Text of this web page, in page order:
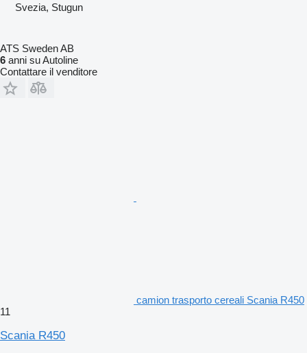
Svezia, Stugun
ATS Sweden AB
6 anni su Autoline
Contattare il venditore
camion trasporto cereali Scania R450
11
Scania R450